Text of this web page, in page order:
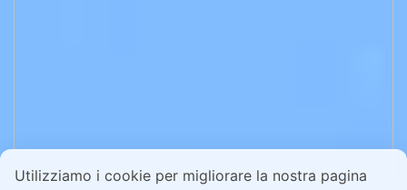
Utilizziamo i cookie per migliorare la nostra pagina